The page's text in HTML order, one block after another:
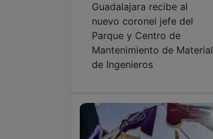
Guadalajara recibe al
nuevo coronel jefe del
Parque y Centro de
Mantenimiento de Material
de Ingenieros